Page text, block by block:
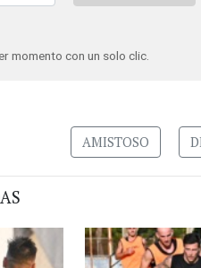
momento con un solo clic.
AMISTOSO